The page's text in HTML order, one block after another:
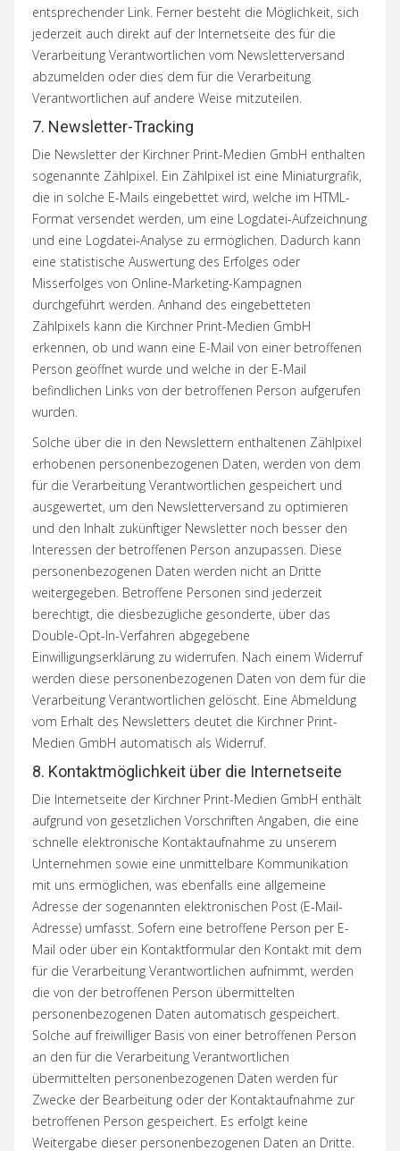
entsprechender Link. Ferner besteht die Möglichkeit, sich
jederzeit auch direkt auf der Internetseite des für die
Verarbeitung Verantwortlichen vom Newsletterversand
abzumelden oder dies dem für die Verarbeitung
Verantwortlichen auf andere Weise mitzuteilen.
7. Newsletter-Tracking
Die Newsletter der Kirchner Print-Medien GmbH enthalten
sogenannte Zählpixel. Ein Zählpixel ist eine Miniaturgrafik,
die in solche E-Mails eingebettet wird, welche im HTML-
Format versendet werden, um eine Logdatei-Aufzeichnung
und eine Logdatei-Analyse zu ermöglichen. Dadurch kann
eine statistische Auswertung des Erfolges oder
Misserfolges von Online-Marketing-Kampagnen
durchgeführt werden. Anhand des eingebetteten
Zählpixels kann die Kirchner Print-Medien GmbH
erkennen, ob und wann eine E-Mail von einer betroffenen
Person geöffnet wurde und welche in der E-Mail
befindlichen Links von der betroffenen Person aufgerufen
wurden.
Solche über die in den Newslettern enthaltenen Zählpixel
erhobenen personenbezogenen Daten, werden von dem
für die Verarbeitung Verantwortlichen gespeichert und
ausgewertet, um den Newsletterversand zu optimieren
und den Inhalt zukünftiger Newsletter noch besser den
Interessen der betroffenen Person anzupassen. Diese
personenbezogenen Daten werden nicht an Dritte
weitergegeben. Betroffene Personen sind jederzeit
berechtigt, die diesbezügliche gesonderte, über das
Double-Opt-In-Verfahren abgegebene
Einwilligungserklärung zu widerrufen. Nach einem Widerruf
werden diese personenbezogenen Daten von dem für die
Verarbeitung Verantwortlichen gelöscht. Eine Abmeldung
vom Erhalt des Newsletters deutet die Kirchner Print-
Medien GmbH automatisch als Widerruf.
8. Kontaktmöglichkeit über die Internetseite
Die Internetseite der Kirchner Print-Medien GmbH enthält
aufgrund von gesetzlichen Vorschriften Angaben, die eine
schnelle elektronische Kontaktaufnahme zu unserem
Unternehmen sowie eine unmittelbare Kommunikation
mit uns ermöglichen, was ebenfalls eine allgemeine
Adresse der sogenannten elektronischen Post (E-Mail-
Adresse) umfasst. Sofern eine betroffene Person per E-
Mail oder über ein Kontaktformular den Kontakt mit dem
für die Verarbeitung Verantwortlichen aufnimmt, werden
die von der betroffenen Person übermittelten
personenbezogenen Daten automatisch gespeichert.
Solche auf freiwilliger Basis von einer betroffenen Person
an den für die Verarbeitung Verantwortlichen
übermittelten personenbezogenen Daten werden für
Zwecke der Bearbeitung oder der Kontaktaufnahme zur
betroffenen Person gespeichert. Es erfolgt keine
Weitergabe dieser personenbezogenen Daten an Dritte.